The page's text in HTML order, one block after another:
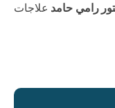
رامي حامد علاجات